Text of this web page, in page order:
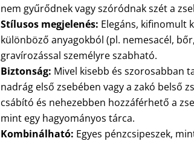
nem gyűrődnek vagy szóródnak szét a
Stílusos megjelenés: Elegáns, kifinomult
különböző anyagokból (pl. nemesacél,
gravírozással személyre szabható.
Biztonság: Mivel kisebb és szorosabban
nadrág első zsebében vagy a zakó belső
csábító és nehezebben hozzáférhető a
mint egy hagyományos tárca.
Kombinálható: Egyes pénzcsipeszek,